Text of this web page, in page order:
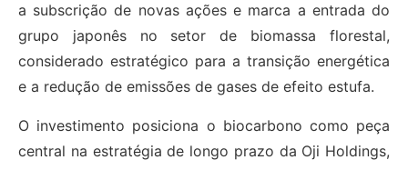
a subscrição de novas ações e marca a entrada do
grupo japonês no setor de biomassa florestal,
considerado estratégico para a transição energética
e a redução de emissões de gases de efeito estufa.
O investimento posiciona o biocarbono como peça
central na estratégia de longo prazo da Oji Holdings,